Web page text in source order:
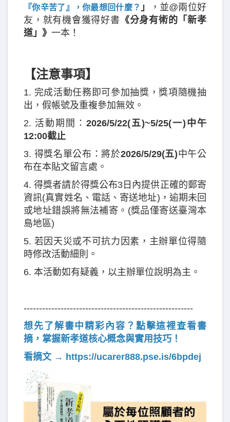
『你辛苦了』，你最想回什麼？ 」
，並@兩位好
友，就有機會獲得好書 《分身有術的「新孝
道」》 一本！
【注意事項】
1. 完成活動任務即可參加抽獎，獎項隨機抽
出，假帳號及重複參加無效。
2. 活動期間： 2026/5/22(五)~5/25(一)中午
12:00截止
3. 得獎名單公布：將於2026/5/29(五)中午公
布在本貼文留言處。
4. 得獎者請於得獎公布3日內提供正確的郵寄
資訊(真實姓名、電話、寄送地址)，逾期未回
或地址錯誤將無法補寄。(獎品僅寄送臺灣本
島地區)
5. 若因天災或不可抗力因素，主辦單位得隨
時修改活動細則。
6. 本活動如有疑義，以主辦單位說明為主。
-------------------------------------------------------
想先了解書中精彩內容？點擊這裡查看書
摘，掌握新孝道核心概念與實用技巧！
看摘文 → https://ucarer888.pse.is/6bpdej